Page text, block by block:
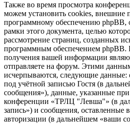
Также во время просмотра
можем установить cookies, внешние
программному обеспечению phpBB,
рамки этого документа, целью
рассмотрение страниц, созданных
программным обеспечением
получения вашей информации
отправляете на форум. Этими
исчерпываются, следующие
под учётной записью Гостя (в
сообщения»), данные, указанные
конференции «ТРЛЦ "Левша"» (в
запись») и сообщения, оставленные
авторизации (в дальнейшем «ваши